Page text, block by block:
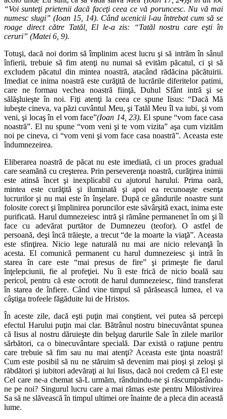
“Voi sunteţi prietenii dacă faceţi ceea ce vă poruncesc. Nu vă mai
numesc slugi” (Ioan 15, 14). Când ucenicii l-au întrebat cum să se
roage direct către Tatăl, El le-a zis: “Tatăl nostru care eşti în
ceruri” (Matei 6, 9).
Totuşi, dacă noi dorim să împlinim acest lucru şi să intrăm în sânul
înfierii, trebuie să fim atenţi nu numai să evităm păcatul, ci şi să
excludem păcatul din mintea noastră, atacând rădăcina păcătuirii.
Imediat ce inima noastră este curăţită de lucrările diferitelor patimi,
care ne formau vechea noastră fiinţă, Duhul Sfânt intră şi se
sălăşluieşte în noi. Fiţi atenţi la ceea ce spune Iisus: “Dacă Mă
iubeşte cineva, va păzi cuvântul Meu, şi Tatăl Meu îl va iubi, şi vom
veni, şi locaş în el vom face”(Ioan 14, 23). El spune “vom face casa
noastră”. El nu spune “vom veni şi te vom vizita” aşa cum vizităm
noi pe cineva, ci “vom veni şi vom face casa noastră”. Aceasta este
îndumnezeirea.
Eliberarea noastră de păcat nu este imediată, ci un proces gradual
care seamănă cu creşterea. Prin perseverenţa noastră, curăţirea inimii
este atinsă încet şi inexplicabil cu ajutorul harului. Prima oară,
mintea este curăţită şi iluminată şi apoi ea recunoaşte esenţa
lucrurilor şi nu mai este în înşelare. După ce gândurile noastre sunt
folosite corect şi împlinirea poruncilor este săvârşită exact, inima este
purificată. Harul dumnezeiesc intră şi rămâne permanenet în om şi îl
face cu adevărat purtător de Dumnezeu (teofor). O astfel de
persoană, deşi încă trăieşte, a trecut “de la moarte la viaţă”. Aceasta
este sfinţirea. Nicio lege naturală nu mai are nicio relevanţă în
acesta. El comunică permanent cu harul dumnezeiesc şi intră în
starea în care este “mai presus de fire” şi primeşte fie darul
înţelepciunii, fie al profeţiei. Nu îi este frică de nicio boală sau
pericol, pentru că este ocrotit de harul dumnezeiesc, fiind transferat
în starea de înfiere. Când vine timpul să părăsească lumea, el va
câştiga trofeele făgăduite lui de Hristos.
În aceste zile, dacă eşti puţin mai conştient, vei putea să percepi
efectul Harului puţin mai clar. Bătrânul nostru binecuvântat spunea
că Iisus al nostru dăruieşte din belşug darurile Sale în zilele marilor
sărbători, ca o binecuvântare specială. Dar există o raţiune pentru
care trebuie să fim sau nu mai atenţi? Aceasta este ţinta noastră!
Cum este posibil să nu ne stăruim să devenim mai pioşi şi zeloşi şi
răbdători şi iubitori adevăraţi ai lui Iisus, dacă noi credem că El este
Cel care ne-a chemat să-L urmăm, rânduindu-ne şi răscumpărându-
ne pe noi? Singurul lucru care a mai rămas este pentru Milostivirea
Sa să ne slăvească în timpul ultimei ore înainte de a pleca din această
lume.